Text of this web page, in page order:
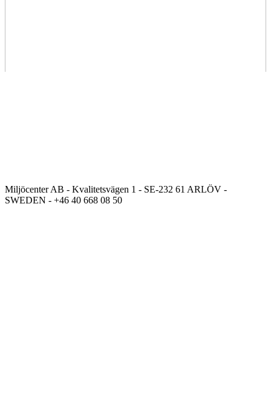
Miljöcenter AB - Kvalitetsvägen 1 - SE-232 61 ARLÖV -
SWEDEN - +46 40 668 08 50